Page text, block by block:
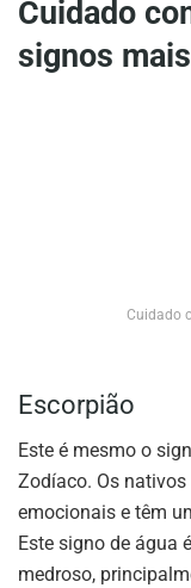
Cuidado
signos
Cuidado
Escorpião
Este é mesmo o
Zodíaco. Os
emocionais e têm
Este signo de água
medroso,